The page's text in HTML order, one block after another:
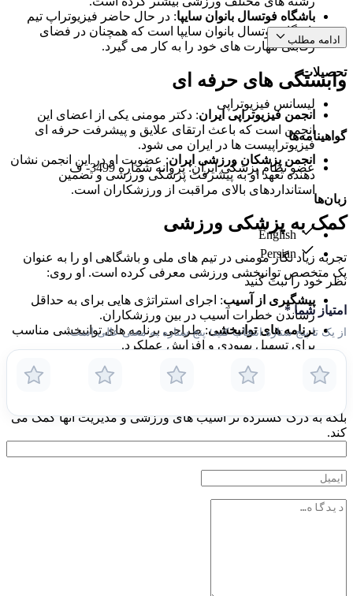
باشگاه فوتسال بانوان سایپا: در حال حاضر فیزیوتراپ تیم
باشگاه فوتسال بانوان سایپا است که همچنان در فضای
رقابتی مهارت های خود را به کار می گیرد.
وابستگی های حرفه ای
انجمن فیزیوتراپی ایران: دکتر مومنی یکی از اعضای این
انجمن است که باعث ارتقای علایق و پیشرفت حرفه ای
فیزیوتراپیست ها در ایران می شود.
انجمن پزشکان ورزشی ایران: عضویت او در این انجمن نشان
دهنده تعهد او به پیشرفت پزشکی ورزشی و تضمین
استانداردهای بالای مراقبت از ورزشکاران است.
کمک به پزشکی ورزشی
تجربه زیاد نگار مومنی در تیم های ملی و باشگاهی او را به عنوان
یک متخصص توانبخشی ورزشی معرفی کرده است. او روی:
پیشگیری از آسیب: اجرای استراتژی هایی برای به حداقل
رساندن خطرات آسیب در بین ورزشکاران.
برنامه های توانبخشی: طراحی برنامه های توانبخشی مناسب
برای تسهیل بهبودی و افزایش عملکرد.
فداکاری دکتر نگار مومنی به حرفه خود، همراه با تجربیات علمی و
عملی وی، او را به چهره ای حیاتی در رشته فیزیوتراپی ورزشی در
بلکه به درک گسترده تر آسیب های ورزشی و مدیریت آنها کمک می
کند.
ادامه مطلب
تحصیلات
لیسانس فیزیوتراپی
گواهینامه‌ها
عضو نظام پزشکی ایران: پروانه شماره 3499- ف
زبان‌ها
Persian
نظر خود را ثبت کنید
امتیاز شما*
از یک تا پنج ستاره انتخاب کنید؛ پنج ستاره به معنی عالی است.